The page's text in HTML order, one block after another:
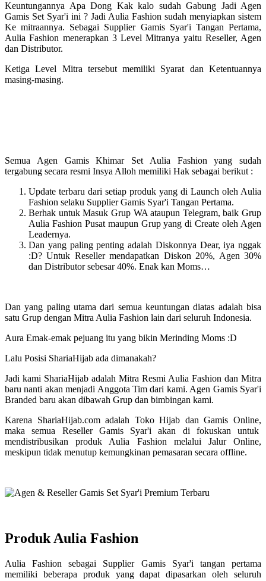
Keuntungannya Apa Dong Kak kalo sudah Gabung Jadi Agen
Gamis Set Syar'i ini ? Jadi Aulia Fashion sudah menyiapkan sistem
Ke mitraannya. Sebagai Supplier Gamis Syar'i Tangan Pertama,
Aulia Fashion menerapkan 3 Level Mitranya yaitu Reseller, Agen
dan Distributor.
Ketiga Level Mitra tersebut memiliki Syarat dan Ketentuannya
masing-masing.
Semua Agen Gamis Khimar Set Aulia Fashion yang sudah
tergabung secara resmi Insya Alloh memiliki Hak sebagai berikut :
Update terbaru dari setiap produk yang di Launch oleh Aulia
Fashion selaku Supplier Gamis Syar'i Tangan Pertama.
Berhak untuk Masuk Grup WA ataupun Telegram, baik Grup
Aulia Fashion Pusat maupun Grup yang di Create oleh Agen
Leadernya.
Dan yang paling penting adalah Diskonnya Dear, iya nggak
:D? Untuk Reseller mendapatkan Diskon 20%, Agen 30%
dan Distributor sebesar 40%. Enak kan Moms…
Dan yang paling utama dari semua keuntungan diatas adalah bisa
satu Grup dengan Mitra Aulia Fashion lain dari seluruh Indonesia.
Aura Emak-emak pejuang itu yang bikin Merinding Moms :D
Lalu Posisi ShariaHijab ada dimanakah?
Jadi kami ShariaHijab adalah Mitra Resmi Aulia Fashion dan Mitra
baru nanti akan menjadi Anggota Tim dari kami. Agen Gamis Syar'i
Branded baru akan dibawah Grup dan bimbingan kami.
Karena ShariaHijab.com adalah Toko Hijab dan Gamis Online,
maka semua Reseller Gamis Syar'i akan di fokuskan untuk
mendistribusikan produk Aulia Fashion melalui Jalur Online,
meskipun tidak menutup kemungkinan pemasaran secara offline.
Produk Aulia Fashion
Aulia Fashion sebagai Supplier Gamis Syar'i tangan pertama
memiliki beberapa produk yang dapat dipasarkan oleh seluruh